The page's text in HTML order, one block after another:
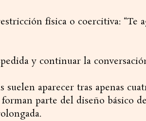
física o coercitiva: “Te
y continuar la
suelen aparecer tras apenas
parte del diseño básico